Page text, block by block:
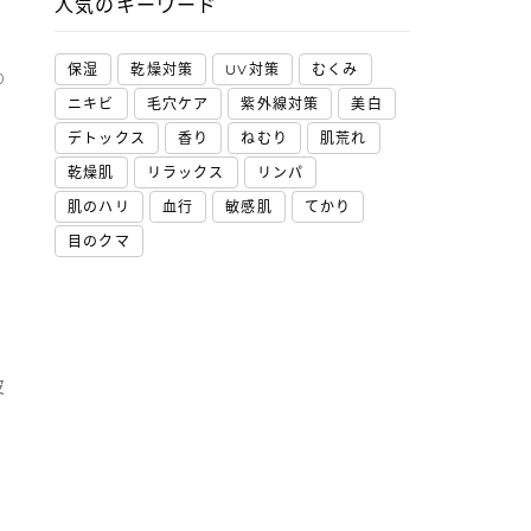
人気のキーワード
保湿 乾燥対策 UV対策
むくみ
ニキビ
毛穴ケア 紫外線対策
美白
デトックス
香り ねむり
肌荒れ
乾燥肌
リラックス
リンパ
肌のハリ
血行 敏感肌
てかり
目のクマ